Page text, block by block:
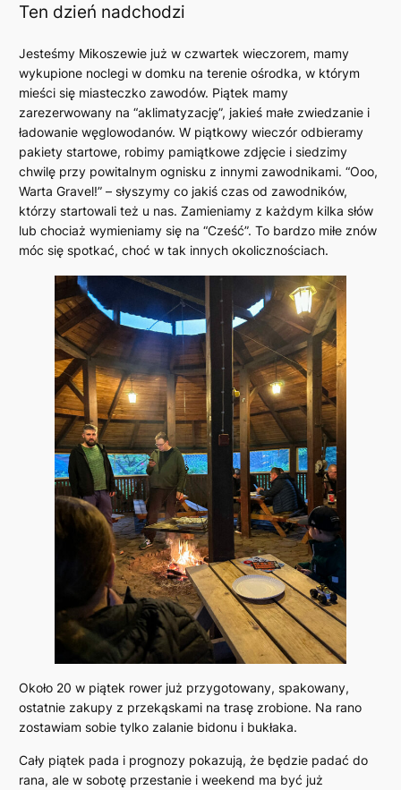
Ten dzień nadchodzi
Jesteśmy Mikoszewie już w czwartek wieczorem, mamy
wykupione noclegi w domku na terenie ośrodka, w którym
mieści się miasteczko zawodów. Piątek mamy
zarezerwowany na “aklimatyzację”, jakieś małe zwiedzanie i
ładowanie węglowodanów. W piątkowy wieczór odbieramy
pakiety startowe, robimy pamiątkowe zdjęcie i siedzimy
chwilę przy powitalnym ognisku z innymi zawodnikami. “Ooo,
Warta Gravel!” – słyszymy co jakiś czas od zawodników,
którzy startowali też u nas. Zamieniamy z każdym kilka słów
lub chociaż wymieniamy się na “Cześć”. To bardzo miłe znów
móc się spotkać, choć w tak innych okolicznościach.
Około 20 w piątek rower już przygotowany, spakowany,
ostatnie zakupy z przekąskami na trasę zrobione. Na rano
zostawiam sobie tylko zalanie bidonu i bukłaka.
Cały piątek pada i prognozy pokazują, że będzie padać do
rana, ale w sobotę przestanie i weekend ma być już